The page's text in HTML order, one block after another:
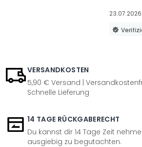
23.07.2026
VERSANDKOSTEN
5,90 € Versand |
Schnelle Lieferung
14 TAGE RÜCKGABERECHT
Du kannst dir 14 Tage Zeit
ausgiebig zu begutachten.